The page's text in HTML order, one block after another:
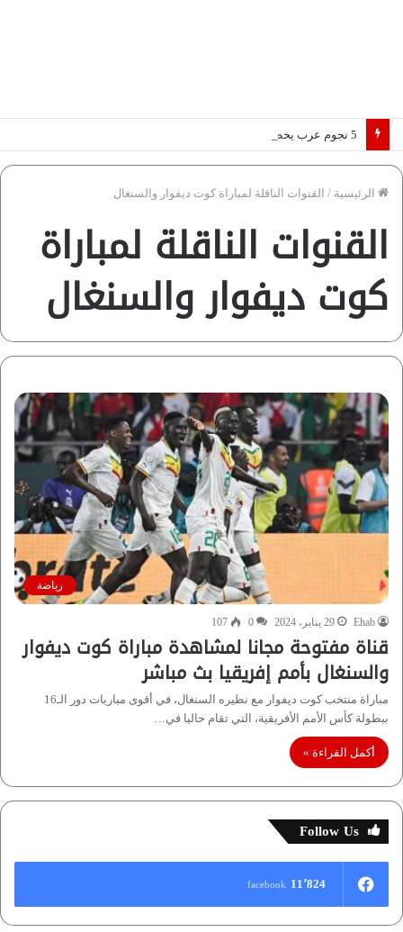
الرئيسية / القنوات الناقلة لمباراة كوت ديفوار والسنغال
القنوات الناقلة لمباراة
كوت ديفوار والسنغال
رياضة
Ehab 29 يناير، 2024 0
107
قناة مفتوحة مجانا لمشاهدة مباراة كوت ديفوار
والسنغال بأمم إفريقيا بث مباشر
مباراة منتخب كوت ديفوار مع نظيره السنغال، في أقوى مباريات دور الـ16
ببطولة كأس الأمم الأفريقية، التي تقام حاليا في…
أكمل القراءة »
Follow Us
11٬824 facebook